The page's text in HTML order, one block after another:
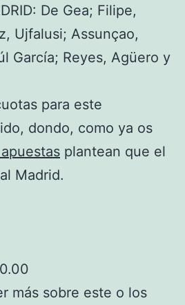
De Gea; Filipe,
Ujfalusi; Assunçao,
García; Reyes, Agüero y
para este
dondo, como ya os
plantean que el
Madrid.
más sobre este o los